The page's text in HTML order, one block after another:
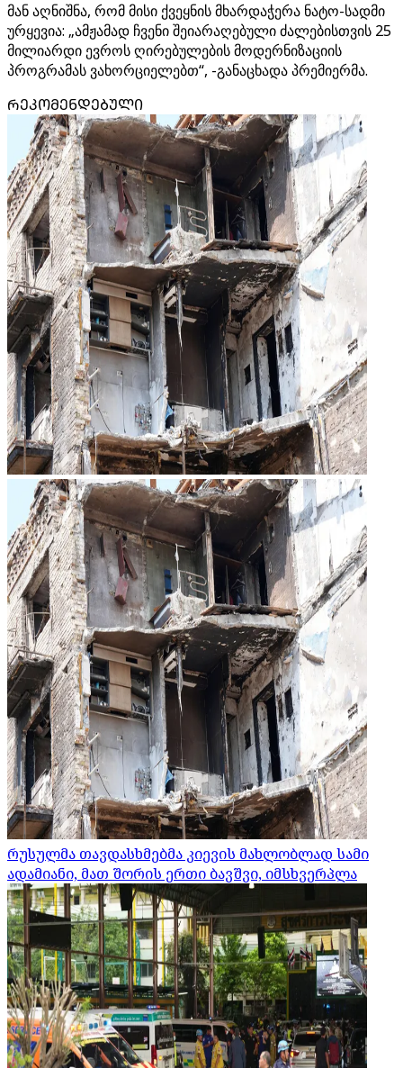
მან აღნიშნა, რომ მისი ქვეყნის მხარდაჭერა ნატო-სადმი
ურყევია: „ამჟამად ჩვენი შეიარაღებული ძალებისთვის 25
მილიარდი ევროს ღირებულების მოდერნიზაციის
პროგრამას ვახორციელებთ“, -განაცხადა პრემიერმა.
ᲠᲔᲙᲝᲛᲔᲜᲓᲔᲑᲣᲚᲘ
რუსულმა თავდასხმებმა კიევის მახლობლად სამი
ადამიანი, მათ შორის ერთი ბავშვი, იმსხვერპლა